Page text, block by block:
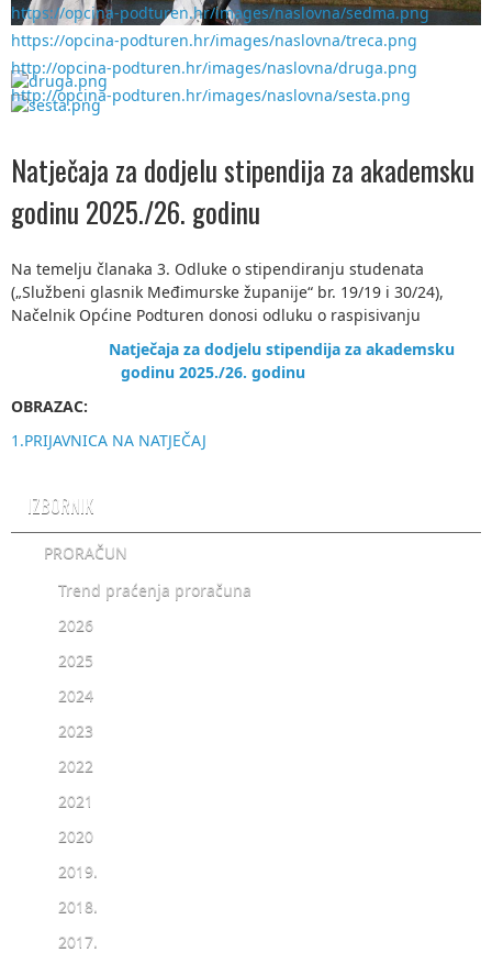
https://opcina-podturen.hr/images/naslovna/sedma.png
https://opcina-podturen.hr/images/naslovna/treca.png
http://opcina-podturen.hr/images/naslovna/druga.png
http://opcina-podturen.hr/images/naslovna/sesta.png
Natječaja za dodjelu stipendija za akademsku
godinu 2025./26. godinu
Na temelju članaka 3. Odluke o stipendiranju studenata
(„Službeni glasnik Međimurske županije“ br. 19/19 i 30/24),
Načelnik Općine Podturen donosi odluku o raspisivanju
Natječaja za dodjelu stipendija za akademsku
godinu 2025./26. godinu
OBRAZAC:
1.PRIJAVNICA NA NATJEČAJ
IZBORNIK
PRORAČUN
Trend praćenja proračuna
2026
2025
2024
2023
2022
2021
2020
2019.
2018.
2017.